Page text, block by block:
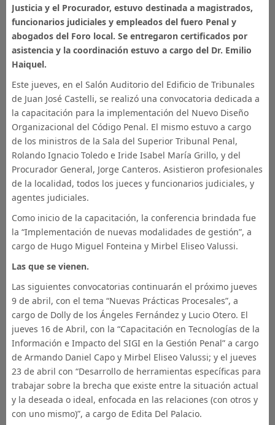
Justicia y el Procurador, estuvo destinada a magistrados,
funcionarios judiciales y empleados del fuero Penal y
abogados del Foro local. Se entregaron certificados por
asistencia y la coordinación estuvo a cargo del Dr. Emilio
Haiquel.
Este jueves, en el Salón Auditorio del Edificio de Tribunales
de Juan José Castelli, se realizó una convocatoria dedicada a
la capacitación para la implementación del Nuevo Diseño
Organizacional del Código Penal. El mismo estuvo a cargo
de los ministros de la Sala del Superior Tribunal Penal,
Rolando Ignacio Toledo e Iride Isabel María Grillo, y del
Procurador General, Jorge Canteros. Asistieron profesionales
de la localidad, todos los jueces y funcionarios judiciales, y
agentes judiciales.
Como inicio de la capacitación, la conferencia brindada fue
la “Implementación de nuevas modalidades de gestión”, a
cargo de Hugo Miguel Fonteina y Mirbel Eliseo Valussi.
Las que se vienen.
Las siguientes convocatorias continuarán el próximo jueves
9 de abril, con el tema “Nuevas Prácticas Procesales”, a
cargo de Dolly de los Ángeles Fernández y Lucio Otero. El
jueves 16 de Abril, con la “Capacitación en Tecnologías de la
Información e Impacto del SIGI en la Gestión Penal” a cargo
de Armando Daniel Capo y Mirbel Eliseo Valussi; y el jueves
23 de abril con “Desarrollo de herramientas específicas para
trabajar sobre la brecha que existe entre la situación actual
y la deseada o ideal, enfocada en las relaciones (con otros y
con uno mismo)”, a cargo de Edita Del Palacio.